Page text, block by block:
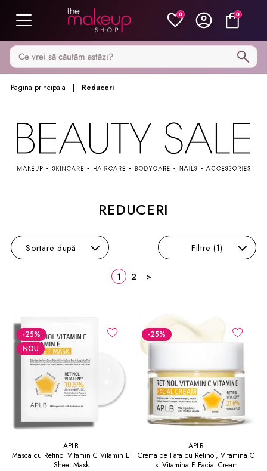
0 0
Caută pe MakeupShop
Pagina principala Reduceri
REDUCERI
Sortare după Filtre (1)
1 2 >
-25%
NOU
APLB
Masca cu Retinol Vitamin C Vitamin E
Sheet Mask
-25%
APLB
Crema de Fata cu Retinol, Vitamina C
si Vitamina E Facial Cream